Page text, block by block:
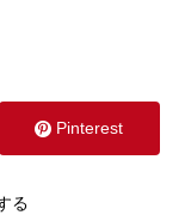
Pinterest
る